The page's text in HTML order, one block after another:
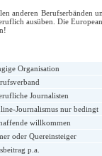
anderen Berufserbänden
ausüben. Die
Organisation
Journalisten
Journalismus nur bedingt
willkommen
oder Quereinsteiger
p.a.